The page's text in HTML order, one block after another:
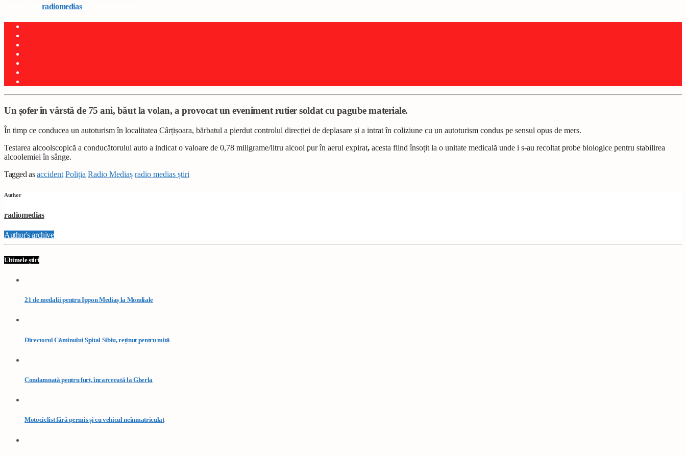
radiomediason 26 octombrie 2025
Un șofer în vârstă de 75 ani, băut la volan, a provocat un eveniment rutier soldat cu pagube materiale.
În timp ce conducea un autoturism în localitatea Cârțișoara, bărbatul a pierdut controlul direcției de deplasare și a intrat în coliziune cu un autoturism condus pe sensul opus de mers.
Testarea alcoolscopică a conducătorului auto a indicat o valoare de 0,78 miligrame/litru alcool pur în aerul expirat, acesta fiind însoțit la o unitate medicală unde i s-au recoltat probe biologice pentru stabilirea
alcoolemiei în sânge.
Tagged asaccident Poliția Radio Mediaș radio medias știri
Author
radiomedias
Author's archive
Ultimele știri
21 de medalii pentru Ippon Mediaș la Mondiale
Directorul Căminului Spital Sibiu, reținut pentru mită
Condamnată pentru furt, încarcerată la Gherla
Motociclist fără permis și cu vehicul neînmatriculat